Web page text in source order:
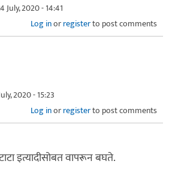
July, 2020 - 14:41
Log inorregisterto post comments
2020 - 15:23
Log inorregisterto post comments
इत्यादीसोबत वापरून बघते.